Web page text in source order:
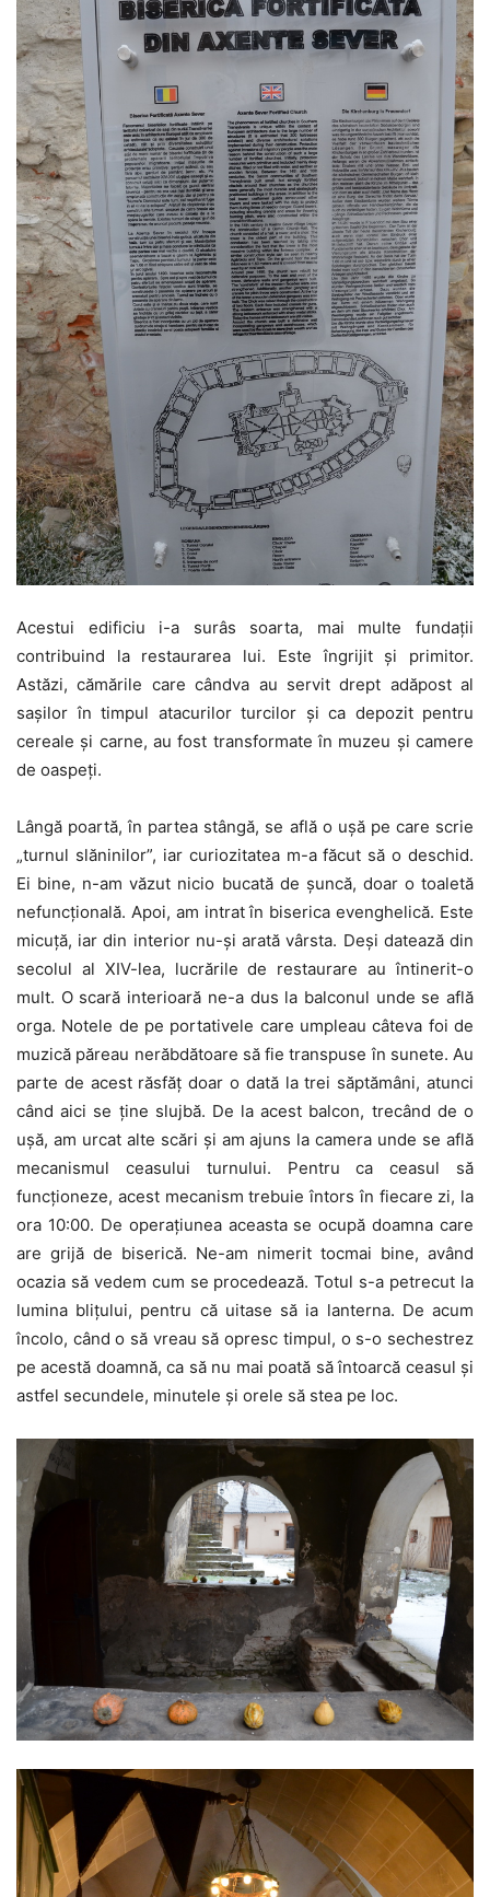
Acestui edificiu i-a surâs soarta, mai multe fundaţii
contribuind la restaurarea lui. Este îngrijit şi primitor.
Astăzi, cămările care cândva au servit drept adăpost al
saşilor în timpul atacurilor turcilor şi ca depozit pentru
cereale şi carne, au fost transformate în muzeu şi camere
de oaspeţi.
Lângă poartă, în partea stângă, se află o uşă pe care scrie
„turnul slăninilor”, iar curiozitatea m-a făcut să o deschid.
Ei bine, n-am văzut nicio bucată de şuncă, doar o toaletă
nefuncţională. Apoi, am intrat în biserica evenghelică. Este
micuţă, iar din interior nu-şi arată vârsta. Deşi datează din
secolul al XIV-lea, lucrările de restaurare au întinerit-o
mult. O scară interioară ne-a dus la balconul unde se află
orga. Notele de pe portativele care umpleau câteva foi de
muzică păreau nerăbdătoare să fie transpuse în sunete. Au
parte de acest răsfăţ doar o dată la trei săptămâni, atunci
când aici se ţine slujbă. De la acest balcon, trecând de o
uşă, am urcat alte scări şi am ajuns la camera unde se află
mecanismul ceasului turnului. Pentru ca ceasul să
funcţioneze, acest mecanism trebuie întors în fiecare zi, la
ora 10:00. De operaţiunea aceasta se ocupă doamna care
are grijă de biserică. Ne-am nimerit tocmai bine, având
ocazia să vedem cum se procedează. Totul s-a petrecut la
lumina bliţului, pentru că uitase să ia lanterna. De acum
încolo, când o să vreau să opresc timpul, o s-o sechestrez
pe acestă doamnă, ca să nu mai poată să întoarcă ceasul şi
astfel secundele, minutele şi orele să stea pe loc.